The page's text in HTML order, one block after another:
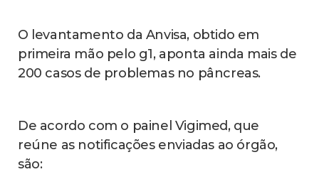
O levantamento da Anvisa, obtido em
primeira mão pelo g1, aponta ainda mais de
200 casos de problemas no pâncreas.
De acordo com o painel Vigimed, que
reúne as notificações enviadas ao órgão,
são: